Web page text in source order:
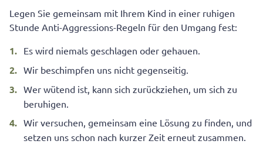
Legen Sie gemeinsam mit Ihrem Kind in einer ruhigen
Stunde Anti-Aggressions-Regeln für den Umgang fest:
Es wird niemals geschlagen oder gehauen.
Wir beschimpfen uns nicht gegenseitig.
Wer wütend ist, kann sich zurückziehen, um sich zu
beruhigen.
Wir versuchen, gemeinsam eine Lösung zu finden, und
setzen uns schon nach kurzer Zeit erneut zusammen.